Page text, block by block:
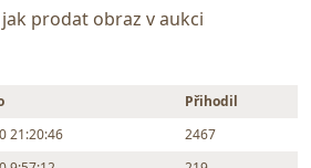
prodat obraz v aukci
Přihodil
21:20:46
2467